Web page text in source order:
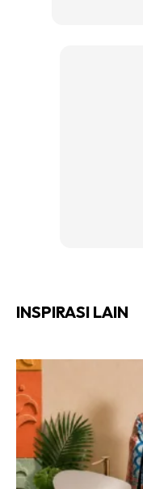
2. Pilih Cat
Cat khas untuk
untuk mengecat
dan tahan lama untuk
INSPIRASI LAIN